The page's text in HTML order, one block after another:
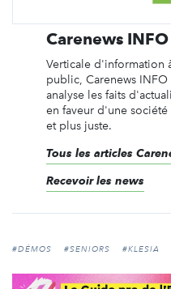
Carenews INFO
Verticale d'information
public, Carenews
analyse les faits
en faveur d'une
et plus juste.
Tous les articles
Recevoir les news
#DÉMOS #SENIORS #KLESIA